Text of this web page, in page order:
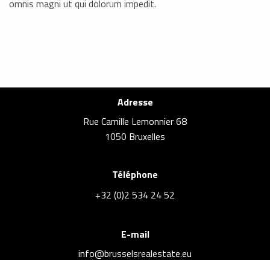
omnis magni ut qui dolorum impedit.
Adresse
Rue Camille Lemonnier 68
1050 Bruxelles
Téléphone
+32 (0)2 534 24 52
E-mail
info@brusselsrealestate.eu